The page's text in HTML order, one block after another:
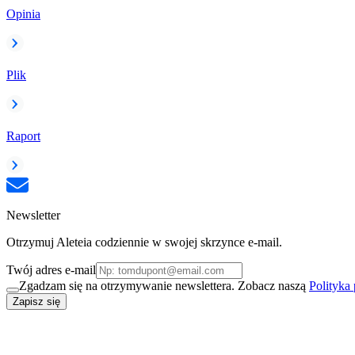
Opinia
Plik
Raport
Newsletter
Otrzymuj Aleteia codziennie w swojej skrzynce e-mail.
Twój adres e-mail
Zgadzam się na otrzymywanie newslettera. Zobacz naszą Polityka
Zapisz się